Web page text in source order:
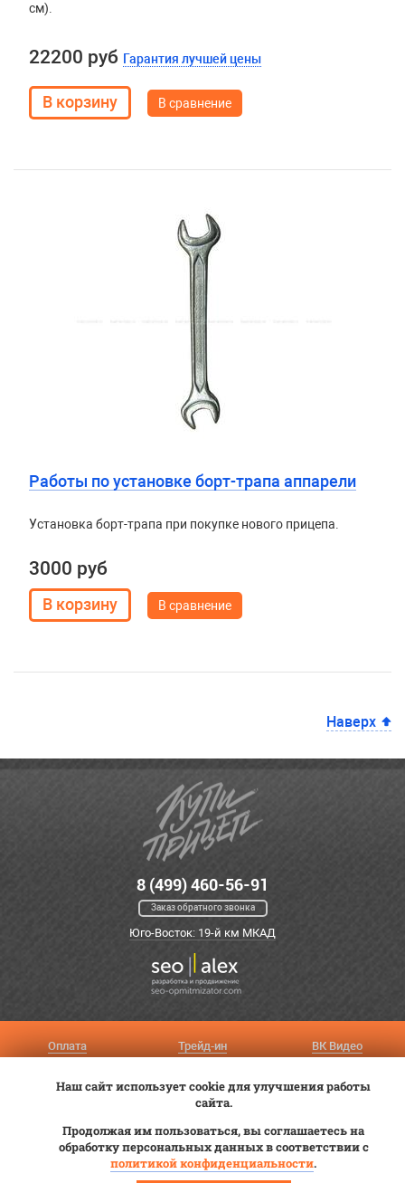
см).
22200 руб Гарантия лучшей цены
В сравнение
Работы по установке борт-трапа аппарели
Установка борт-трапа при покупке нового прицепа.
3000 руб
В сравнение
Наверх
8 (499) 460-56-91
Заказ обратного звонка
Юго-Восток: 19-й км МКАД
Оплата
Постановка на учет
Трейд-ин
Статьи
ВК Видео
© 2012—2026 «Купи прицеп»™ (ООО «Авангард», ИНН 9723035587)
Наш сайт использует cookie для улучшения работы
сайта.
Продолжая им пользоваться, вы соглашаетесь на
обработку персональных данных в соответствии с
политикой конфиденциальности.